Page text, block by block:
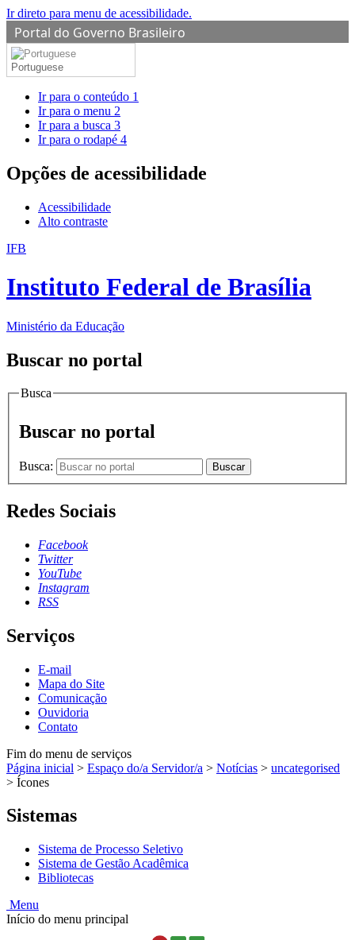
Ir direto para menu de acessibilidade.
Portal do Governo Brasileiro
Portuguese
Ir para o conteúdo 1
Ir para o menu 2
Ir para a busca 3
Ir para o rodapé 4
Opções de acessibilidade
Acessibilidade
Alto contraste
IFB
Instituto Federal de Brasília
Ministério da Educação
Buscar no portal
Busca
Buscar no portal
Busca: Buscar
Redes Sociais
Facebook
Twitter
YouTube
Instagram
RSS
Serviços
E-mail
Mapa do Site
Comunicação
Ouvidoria
Contato
Fim do menu de serviços
Página inicial > Espaço do/a Servidor/a > Notícias > uncategorised
> Ícones
Sistemas
Sistema de Processo Seletivo
Sistema de Gestão Acadêmica
Bibliotecas
Menu
Início do menu principal